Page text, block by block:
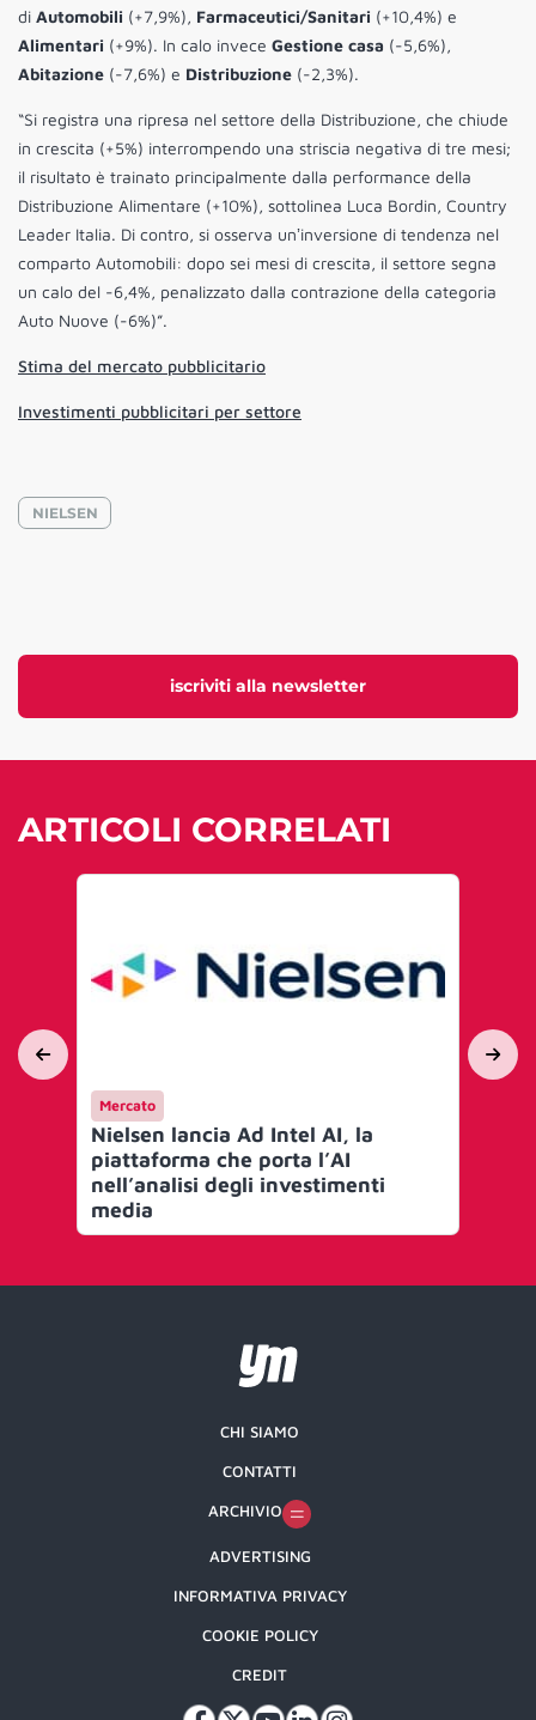
iscriviti alla newsletter
di Automobili (+7,9%), Farmaceutici/Sanitari (+10,4%) e
Alimentari (+9%). In calo invece Gestione casa (-5,6%),
Abitazione (-7,6%) e Distribuzione (-2,3%).
“Si registra una ripresa nel settore della Distribuzione, che chiude
in crescita (+5%) interrompendo una striscia negativa di tre mesi;
il risultato è trainato principalmente dalla performance della
Distribuzione Alimentare (+10%), sottolinea Luca Bordin, Country
Leader Italia. Di contro, si osserva unʼinversione di tendenza nel
comparto Automobili: dopo sei mesi di crescita, il settore segna
un calo del -6,4%, penalizzato dalla contrazione della categoria
Auto Nuove (-6%)”.
Stima del mercato pubblicitario
Investimenti pubblicitari per settore
NIELSEN
ARTICOLI CORRELATI
Mercato
Nielsen lancia Ad Intel AI, la
piattaforma che porta l’AI
nell’analisi degli investimenti
media
CHI SIAMO
CONTATTI
ARCHIVIO
ADVERTISING
INFORMATIVA PRIVACY
COOKIE POLICY
CREDIT